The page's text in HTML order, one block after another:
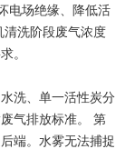
电场绝缘、降低活
洗阶段废气浓度
。
洗、单一活性炭分
气排放标准。 第
端。水雾无法捕捉